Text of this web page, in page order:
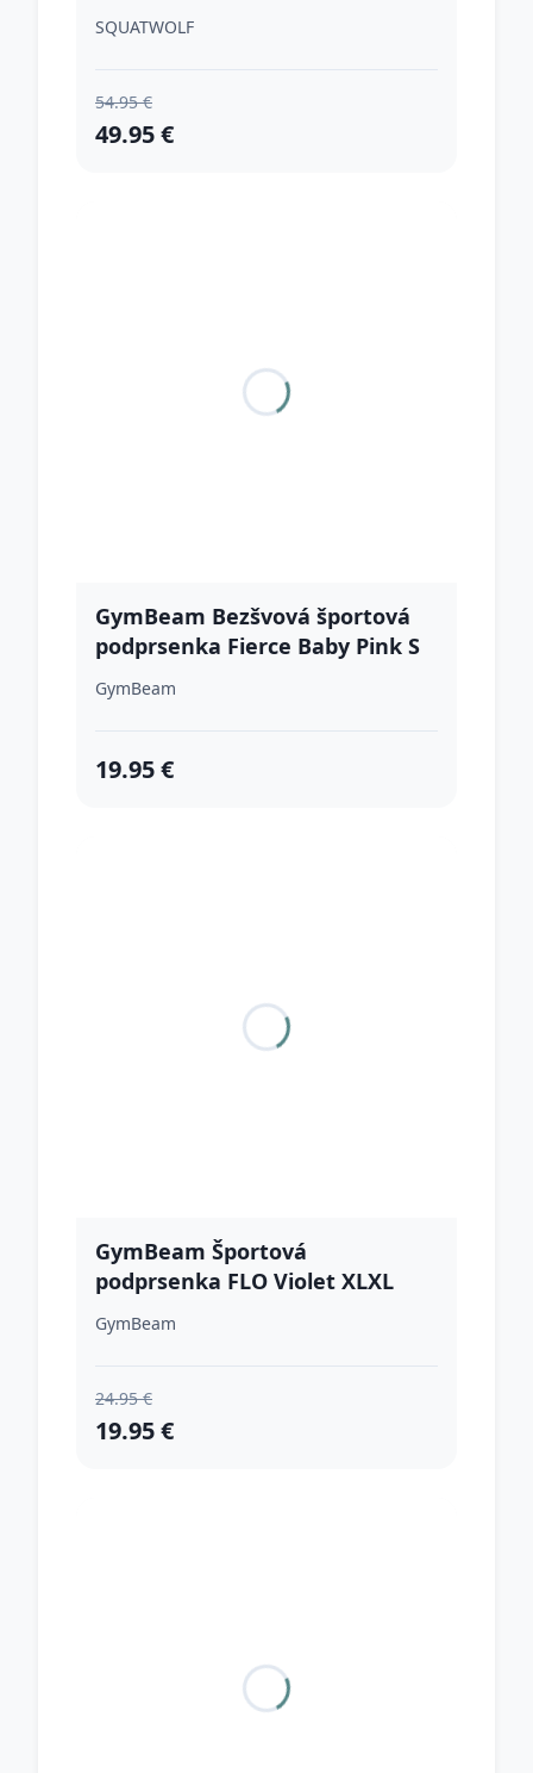
SQUATWOLF
54.95 €
49.95 €
GymBeam Bezšvová športová
podprsenka Fierce Baby Pink S
GymBeam
19.95 €
GymBeam Športová
podprsenka FLO Violet XLXL
GymBeam
24.95 €
19.95 €